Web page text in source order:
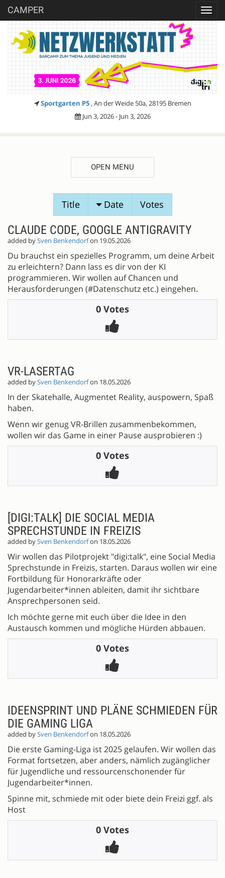
CAMPER
Sportgarten P5 , An der Weide 50a, 28195 Bremen
Jun 3, 2026 - Jun 3, 2026
OPEN MENU
Title Date Votes
CLAUDE CODE, GOOGLE ANTIGRAVITY
added bySven Benkendorfon 19.05.2026
Du brauchst ein spezielles Programm, um deine Arbeit
zu erleichtern? Dann lass es dir von der KI
programmieren. Wir wollen auf Chancen und
Herausforderungen (#Datenschutz etc.) eingehen.
0 Votes
VR-LASERTAG
added bySven Benkendorfon 18.05.2026
In der Skatehalle, Augmentet Reality, auspowern, Spaß
haben.
Wenn wir genug VR-Brillen zusammenbekommen,
wollen wir das Game in einer Pause ausprobieren :)
0 Votes
[DIGI:TALK] DIE SOCIAL MEDIA
SPRECHSTUNDE IN FREIZIS
added bySven Benkendorfon 18.05.2026
Wir wollen das Pilotprojekt "digi:talk", eine Social Media
Sprechstunde in Freizis, starten. Daraus wollen wir eine
Fortbildung für Honorarkräfte oder
Jugendarbeiter*innen ableiten, damit ihr sichtbare
Ansprechpersonen seid.
Ich möchte gerne mit euch über die Idee in den
Austausch kommen und mögliche Hürden abbauen.
0 Votes
IDEENSPRINT UND PLÄNE SCHMIEDEN FÜR
DIE GAMING LIGA
added bySven Benkendorfon 18.05.2026
Die erste Gaming-Liga ist 2025 gelaufen. Wir wollen das
Format fortsetzen, aber anders, nämlich zugänglicher
für Jugendliche und ressourcenschonender für
Jugendarbeiter*innen.
Spinne mit, schmiede mit oder biete dein Freizi ggf. als
Host
0 Votes